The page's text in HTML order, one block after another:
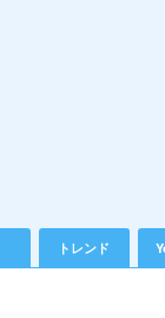
トレンド